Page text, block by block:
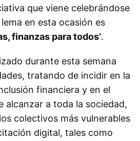
que viene celebrándose
en esta ocasión es
finanzas para todos’.
durante esta semana
tratando de incidir en la
financiera y en el
alcanzar a toda la sociedad,
colectivos más vulnerables
digital, tales como